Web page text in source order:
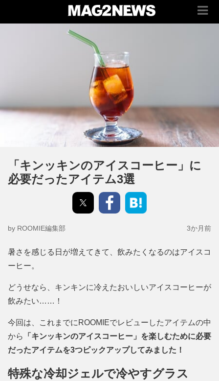
「キンッキンのアイスコーヒー」に
必要だったアイテム3選
by ROOMIE編集部 3か月前
暑さを感じる日が増えてきて、飲みたくなるのはアイスコ
ーヒー。
どうせなら、キンキンに冷えたおいしいアイスコーヒーが
飲みたい……！
今回は、これまでにROOMIEでレビューしたアイテムの中
から
「キンッキンのアイスコーヒー」を楽しむために必要
だったアイテムを3つピックアップしてみました！
特殊な冷却ジェルで冷やすグラス